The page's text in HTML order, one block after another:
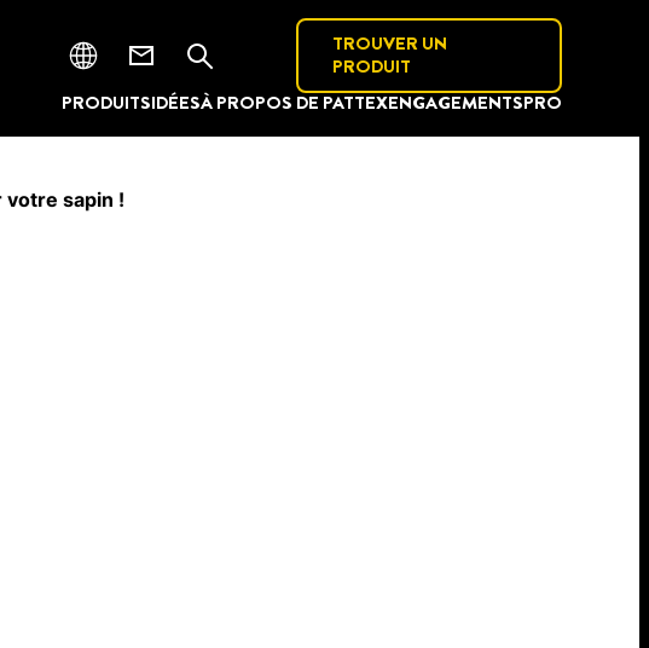
PRODUITSIDÉESÀ PROPOS DE PATTEXENGAGEMENTSPRO
TROUVER UN
PRODUIT
votre sapin !